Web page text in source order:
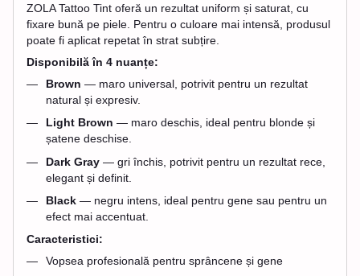
ZOLA Tattoo Tint oferă un rezultat uniform și saturat, cu
fixare bună pe piele. Pentru o culoare mai intensă, produsul
poate fi aplicat repetat în strat subțire.
Disponibilă în 4 nuanțe:
Brown — maro universal, potrivit pentru un rezultat
natural și expresiv.
Light Brown — maro deschis, ideal pentru blonde și
șatene deschise.
Dark Gray — gri închis, potrivit pentru un rezultat rece,
elegant și definit.
Black — negru intens, ideal pentru gene sau pentru un
efect mai accentuat.
Caracteristici:
Vopsea profesională pentru sprâncene și gene